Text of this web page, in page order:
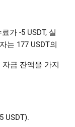
가 -5 USDT, 실
는 177 USDT의
금 잔액을 가지
USDT).